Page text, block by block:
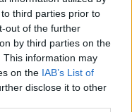
third parties prior to
out of the further
by third parties on the
This information may
on the IAB’s List of
disclose it to other